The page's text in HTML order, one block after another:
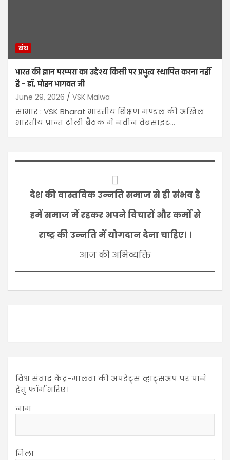
संघ
भारत की ज्ञान परम्परा का उद्देश्य किसी पर प्रभुत्व स्थापित करना नहीं
है – डॉ. मोहन भागवत जी
June 29, 2026 VSK Malwa
साभार : VSK Bharat भारतीय शिक्षण मण्डल की अखिल
भारतीय प्रान्त टोली बैठक में नवीन वेबसाइट…
देश की वास्तविक उन्नति समाज से ही संभव है
हमें समाज में रहकर अपने विचारों और कर्मों से
राष्ट्र की उन्नति में योगदान देना चाहिए। ।
आज की अभिव्यक्ति
विश्व संवाद केंद्र-मालवा की अपडेट्स व्हाट्सअप पर पाने
हेतु फॉर्म भरिए।
नाम
जिला